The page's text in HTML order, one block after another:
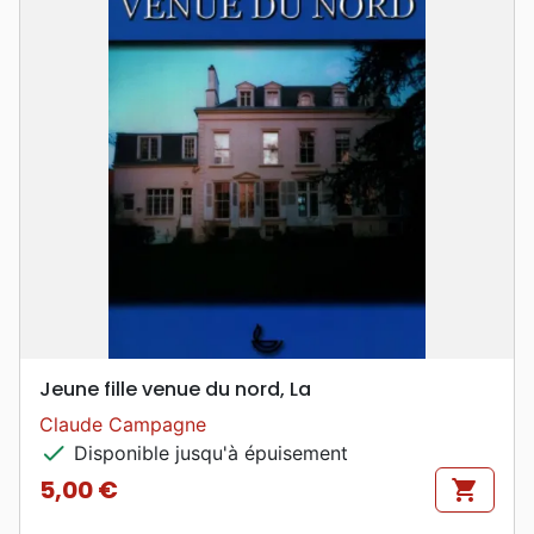
Jeune fille venue du nord, La
Claude Campagne
check Disponible jusqu'à épuisement
Prix
5,00 € shopping_cart